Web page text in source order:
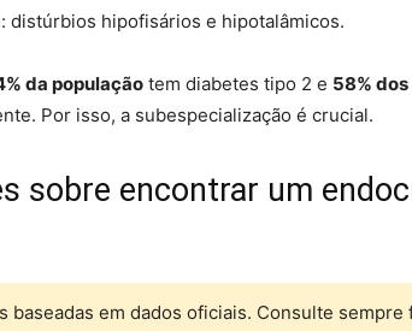
: distúrbios hipofisários e hipotalâmicos.
da população tem diabetes tipo 2 e 58%
Por isso, a subespecialização é crucial.
sobre encontrar um
baseadas em dados oficiais. Consulte